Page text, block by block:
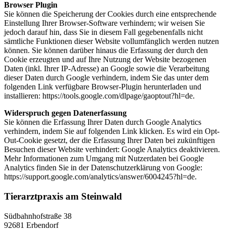
Browser Plugin
Sie können die Speicherung der Cookies durch eine entsprechende
Einstellung Ihrer Browser-Software verhindern; wir weisen Sie
jedoch darauf hin, dass Sie in diesem Fall gegebenenfalls nicht
sämtliche Funktionen dieser Website vollumfänglich werden nutzen
können. Sie können darüber hinaus die Erfassung der durch den
Cookie erzeugten und auf Ihre Nutzung der Website bezogenen
Daten (inkl. Ihrer IP-Adresse) an Google sowie die Verarbeitung
dieser Daten durch Google verhindern, indem Sie das unter dem
folgenden Link verfügbare Browser-Plugin herunterladen und
installieren: https://tools.google.com/dlpage/gaoptout?hl=de.
Widerspruch gegen Datenerfassung
Sie können die Erfassung Ihrer Daten durch Google Analytics
verhindern, indem Sie auf folgenden Link klicken. Es wird ein Opt-
Out-Cookie gesetzt, der die Erfassung Ihrer Daten bei zukünftigen
Besuchen dieser Website verhindert: Google Analytics deaktivieren.
Mehr Informationen zum Umgang mit Nutzerdaten bei Google
Analytics finden Sie in der Datenschutzerklärung von Google:
https://support.google.com/analytics/answer/6004245?hl=de.
Tierarztpraxis am Steinwald
Südbahnhofstraße 38
92681 Erbendorf